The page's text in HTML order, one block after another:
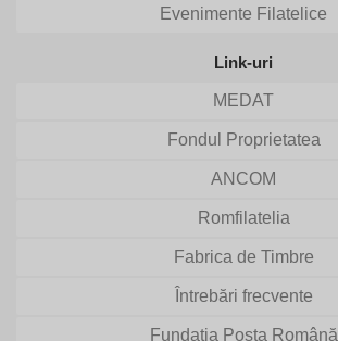
Evenimente Filatelice
Link-uri
MEDAT
Fondul Proprietatea
ANCOM
Romfilatelia
Fabrica de Timbre
Întrebări frecvente
Fundația Poșta Română